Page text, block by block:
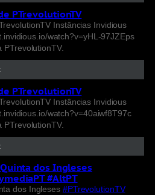
PTrevolutionTV
Instâncias Invidious
watch?v=yHL-97JZEps
PTrevolutionTV
Instâncias Invidious
watch?v=40aiwf8T97c
dos Ingleses
#AltPT
dos Ingleses #PTrevolutionTV